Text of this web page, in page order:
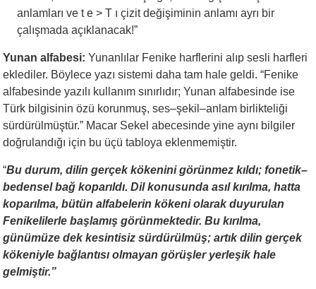
anlamları ve t e > T ı çizit değişiminin anlamı ayrı bir
çalışmada açıklanacak!”
Yunan alfabesi: Yunanlılar Fenike harflerini alıp sesli harfleri
eklediler. Böylece yazı sistemi daha tam hale geldi. “Fenike
alfabesinde yazılı kullanım sınırlıdır; Yunan alfabesinde ise
Türk bilgisinin özü korunmuş, ses–şekil–anlam birlikteliği
sürdürülmüştür.” Macar Sekel abecesinde yine aynı bilgiler
doğrulandığı için bu üçü tabloya eklenmemiştir.
“Bu durum, dilin gerçek kökenini görünmez kıldı; fonetik–
bedensel bağ koparıldı. Dil konusunda asıl kırılma, hatta
koparılma, bütün alfabelerin kökeni olarak duyurulan
Fenikelilerle başlamış görünmektedir. Bu kırılma,
günümüze dek kesintisiz sürdürülmüş; artık dilin gerçek
kökeniyle bağlantısı olmayan görüşler yerleşik hale
gelmiştir.”